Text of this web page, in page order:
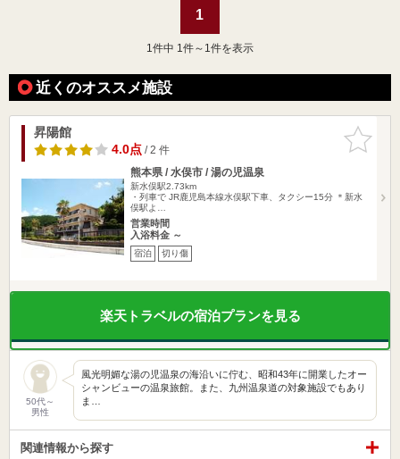
1
1 件中 1件～1件を表示
近くのオススメ施設
お気に入
りに追加
昇陽館
4.0点/ 2 件
熊本県 / 水俣市 / 湯の児温泉
新水俣駅2.73km
・列車で JR鹿児島本線水俣駅下車、タクシー15分 ＊新水
俣駅よ…
営業時間
入浴料金 ～
宿泊 切り傷
楽天トラベルの宿泊プランを見る
50代～
男性
風光明媚な湯の児温泉の海沿いに佇む、昭和43年に開業したオー
シャンビューの温泉旅館。また、九州温泉道の対象施設でもあり
ま…
関連情報から探す